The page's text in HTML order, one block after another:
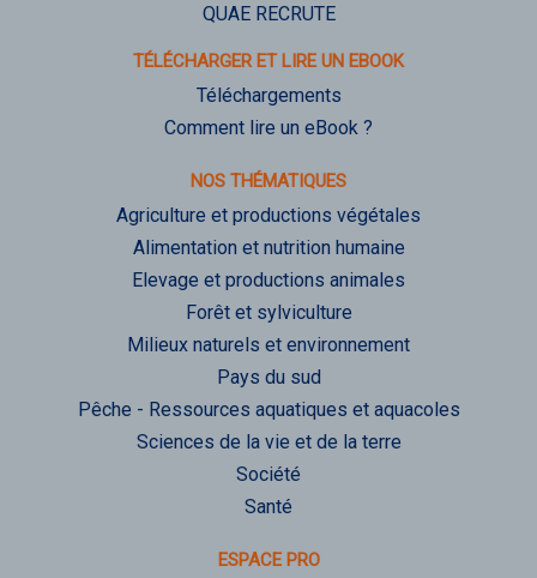
QUAE RECRUTE
TÉLÉCHARGER ET LIRE UN EBOOK
Téléchargements
Comment lire un eBook ?
NOS THÉMATIQUES
Agriculture et productions végétales
Alimentation et nutrition humaine
Elevage et productions animales
Forêt et sylviculture
Milieux naturels et environnement
Pays du sud
Pêche - Ressources aquatiques et aquacoles
Sciences de la vie et de la terre
Société
Santé
ESPACE PRO